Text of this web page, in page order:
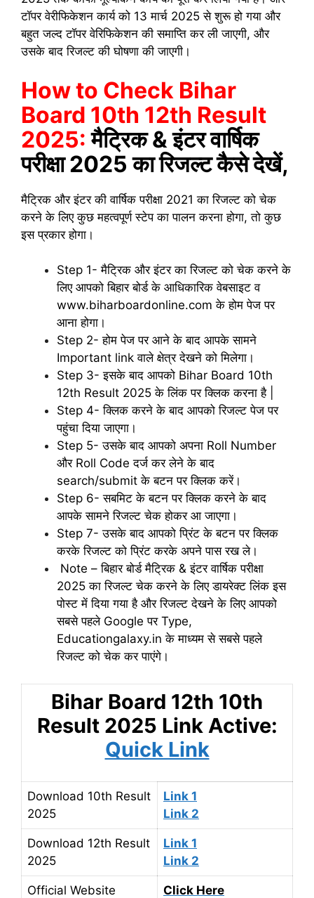
टॉपर वेरीफिकेशन कार्य को 13 मार्च 2025 से शुरू हो गया और
बहुत जल्द टॉपर वेरिफिकेशन की समाप्ति कर ली जाएगी, और
उसके बाद रिजल्ट की घोषणा की जाएगी।
How to Check Bihar
Board 10th 12th Result
2025: मैट्रिक & इंटर वार्षिक
परीक्षा 2025 का रिजल्ट कैसे देखें,
मैट्रिक और इंटर की वार्षिक परीक्षा 2021 का रिजल्ट को चेक
करने के लिए कुछ महत्वपूर्ण स्टेप का पालन करना होगा, तो कुछ
इस प्रकार होगा।
Step 1- मैट्रिक और इंटर का रिजल्ट को चेक करने के
लिए आपको बिहार बोर्ड के आधिकारिक वेबसाइट व
www.biharboardonline.com के होम पेज पर
आना होगा।
Step 2- होम पेज पर आने के बाद आपके सामने
Important link वाले क्षेत्र देखने को मिलेगा।
Step 3- इसके बाद आपको Bihar Board 10th
12th Result 2025 के लिंक पर क्लिक करना है |
Step 4- क्लिक करने के बाद आपको रिजल्ट पेज पर
पहुंचा दिया जाएगा।
Step 5- उसके बाद आपको अपना Roll Number
और Roll Code दर्ज कर लेने के बाद
search/submit के बटन पर क्लिक करें।
Step 6- सबमिट के बटन पर क्लिक करने के बाद
आपके सामने रिजल्ट चेक होकर आ जाएगा।
Step 7- उसके बाद आपको प्रिंट के बटन पर क्लिक
करके रिजल्ट को प्रिंट करके अपने पास रख ले।
Note – बिहार बोर्ड मैट्रिक & इंटर वार्षिक परीक्षा
2025 का रिजल्ट चेक करने के लिए डायरेक्ट लिंक इस
पोस्ट में दिया गया है और रिजल्ट देखने के लिए आपको
सबसे पहले Google पर Type,
Educationgalaxy.in के माध्यम से सबसे पहले
रिजल्ट को चेक कर पाएंगे।
Bihar Board 12th 10th
Result 2025 Link Active:
Quick Link
Download 10th Result
2025
Link 1
Link 2
Download 12th Result
2025
Link 1
Link 2
Official Website Click Here